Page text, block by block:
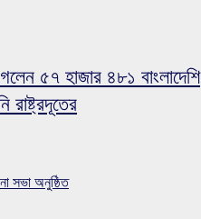
৫৭ হাজার ৪৮১ বাংলাদেশি
রাষ্ট্রদূতের
সভা অনুষ্ঠিত